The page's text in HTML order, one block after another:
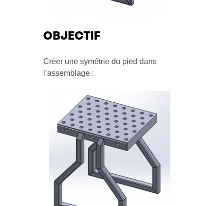
OBJECTIF
Créer une symétrie du pied dans
l’assemblage :